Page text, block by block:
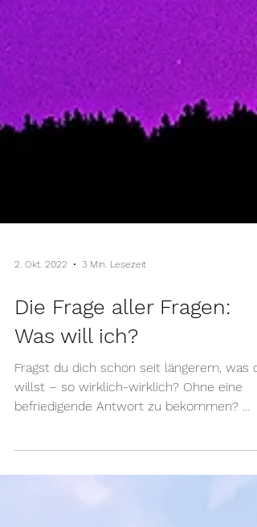
2. Okt. 2022 3 Min. Lesezeit
Die Frage aller Fragen:
Was will ich?
Fragst du dich schon seit längerem, was